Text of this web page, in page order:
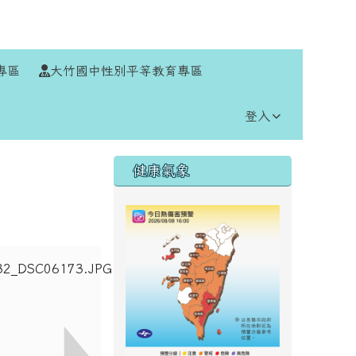
區 大竹國中性別平等教育專區
登入
右邊區域內容
健康氣象